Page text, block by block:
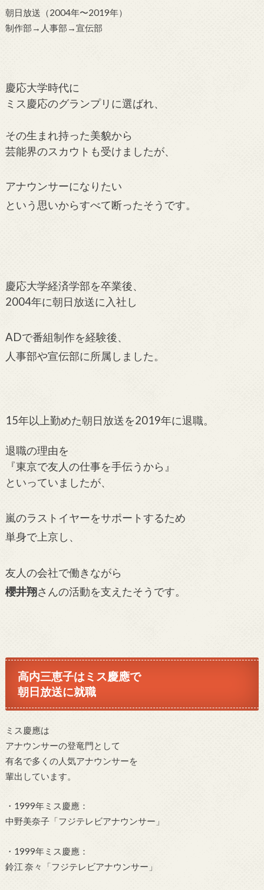
朝日放送（2004年〜2019年）
制作部→人事部→宣伝部
慶応大学時代に
ミス慶応のグランプリに選ばれ、
その生まれ持った美貌から
芸能界のスカウトも受けましたが、
アナウンサーになりたい
という思いからすべて断ったそうです。
慶応大学経済学部を卒業後、
2004年に朝日放送に入社し
ADで番組制作を経験後、
人事部や宣伝部に所属しました。
15年以上勤めた朝日放送を2019年に退職。
退職の理由を
『東京で友人の仕事を手伝うから』
といっていましたが、
嵐のラストイヤーをサポートするため
単身で上京し、
友人の会社で働きながら
櫻井翔さんの活動を支えたそうです。
高内三恵子はミス慶應で
朝日放送に就職
ミス慶應は
アナウンサーの登竜門として
有名で多くの人気アナウンサーを
輩出しています。
・1999年ミス慶應：
中野美奈子「フジテレビアナウンサー」
・1999年ミス慶應：
鈴江 奈々「フジテレビアナウンサー」